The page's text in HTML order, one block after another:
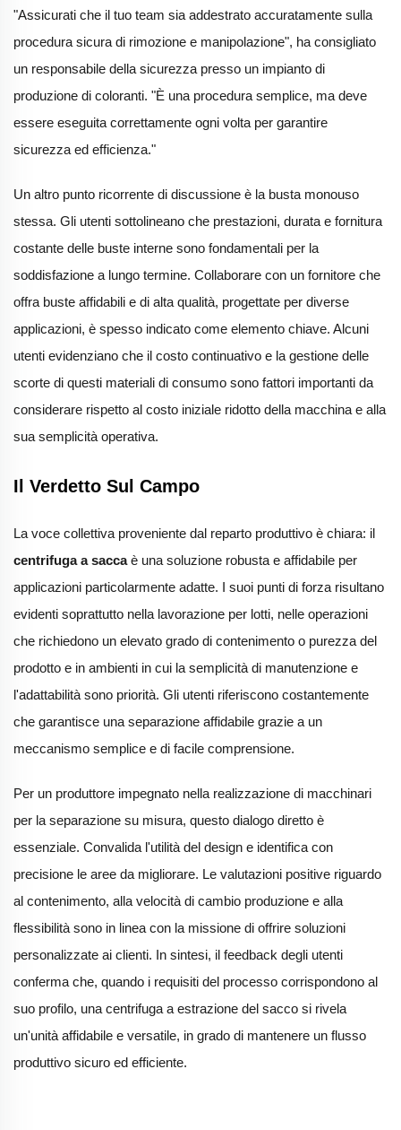
"Assicurati che il tuo team sia addestrato accuratamente sulla
procedura sicura di rimozione e manipolazione", ha consigliato
un responsabile della sicurezza presso un impianto di
produzione di coloranti. "È una procedura semplice, ma deve
essere eseguita correttamente ogni volta per garantire
sicurezza ed efficienza."
Un altro punto ricorrente di discussione è la busta monouso
stessa. Gli utenti sottolineano che prestazioni, durata e fornitura
costante delle buste interne sono fondamentali per la
soddisfazione a lungo termine. Collaborare con un fornitore che
offra buste affidabili e di alta qualità, progettate per diverse
applicazioni, è spesso indicato come elemento chiave. Alcuni
utenti evidenziano che il costo continuativo e la gestione delle
scorte di questi materiali di consumo sono fattori importanti da
considerare rispetto al costo iniziale ridotto della macchina e alla
sua semplicità operativa.
Il Verdetto Sul Campo
La voce collettiva proveniente dal reparto produttivo è chiara: il
centrifuga a saccaè una soluzione robusta e affidabile per
applicazioni particolarmente adatte. I suoi punti di forza risultano
evidenti soprattutto nella lavorazione per lotti, nelle operazioni
che richiedono un elevato grado di contenimento o purezza del
prodotto e in ambienti in cui la semplicità di manutenzione e
l'adattabilità sono priorità. Gli utenti riferiscono costantemente
che garantisce una separazione affidabile grazie a un
meccanismo semplice e di facile comprensione.
Per un produttore impegnato nella realizzazione di macchinari
per la separazione su misura, questo dialogo diretto è
essenziale. Convalida l'utilità del design e identifica con
precisione le aree da migliorare. Le valutazioni positive riguardo
al contenimento, alla velocità di cambio produzione e alla
flessibilità sono in linea con la missione di offrire soluzioni
personalizzate ai clienti. In sintesi, il feedback degli utenti
conferma che, quando i requisiti del processo corrispondono al
suo profilo, una centrifuga a estrazione del sacco si rivela
un'unità affidabile e versatile, in grado di mantenere un flusso
produttivo sicuro ed efficiente.